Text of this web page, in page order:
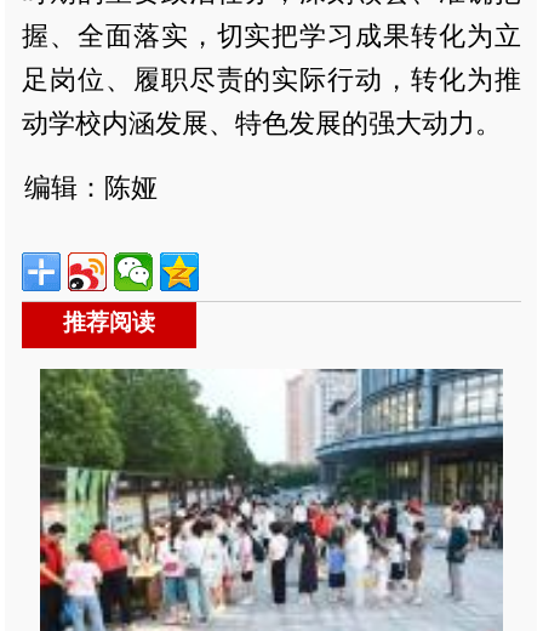
握、全面落实，切实把学习成果转化为立
足岗位、履职尽责的实际行动，转化为推
动学校内涵发展、特色发展的强大动力。
编辑：陈娅
推荐阅读